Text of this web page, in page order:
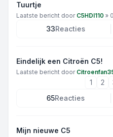
Tuurtje
Laatste bericht door C5HDI110 »
33Reacties
Eindelijk een Citroën C5!
Laatste bericht door
1 2
65Reacties
Mijn nieuwe C5